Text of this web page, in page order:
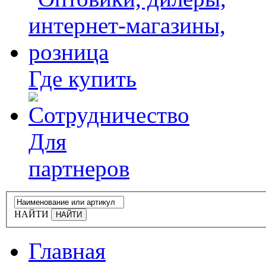
Где купить
Для
партнеров
НАЙТИ
Главная